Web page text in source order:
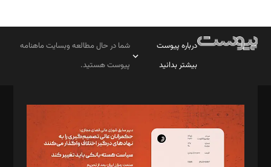
درباره پیوست
بیشتر بدانید
شما در حال مطالعه وبسایت ماهنامه
پیوست هستید.
مدیر مسئول: محمدباقر اثنی‌عشری
سردبیر: مهرک محمودی
دبیر تحریریه: میثم قاسمی
د‌بیر ناداستان: سمانه سمیع